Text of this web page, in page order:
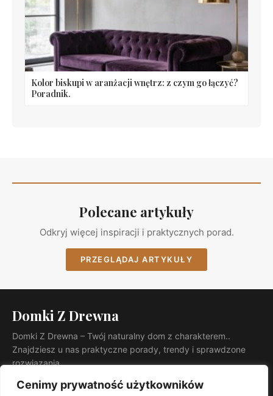
Cenimy prywatność użytkowników
Kolor biskupi w aranżacji wnętrz: z czym go łączyć?
Poradnik.
Polecane artykuły
Odkryj więcej inspiracji i praktycznych porad.
PRZEGLĄDAJ ARTYKUŁY
Domki Z Drewna
Domki Z Drewna – Twój naturalny dom z charakterem..
Znajdziesz u nas praktyczne porady, trendy i sprawdzone
rozwiązania.